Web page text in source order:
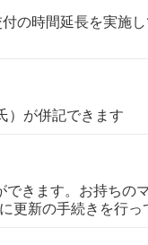
の時間延長を実施
）が併記できます
きます。お持ちの
更新の手続きを行っ